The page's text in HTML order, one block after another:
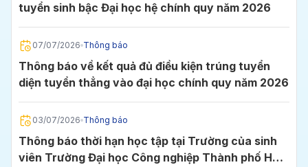
tuyển sinh bậc Đại học hệ chính quy năm 2026
07/07/2026 Thông báo
Thông báo về kết quả đủ điều kiện trúng tuyển
diện tuyển thẳng vào đại học chính quy năm 2026
03/07/2026 Thông báo
Thông báo thời hạn học tập tại Trường của sinh
viên Trường Đại học Công nghiệp Thành phố Hồ